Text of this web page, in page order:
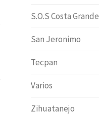
S.O.S Costa Grande
San Jeronimo
Tecpan
Varios
Zihuatanejo